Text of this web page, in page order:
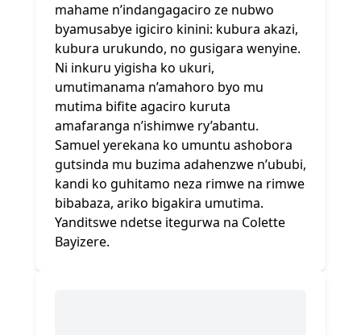
mahame n’indangagaciro ze nubwo
byamusabye igiciro kinini: kubura akazi,
kubura urukundo, no gusigara wenyine.
Ni inkuru yigisha ko ukuri,
umutimanama n’amahoro byo mu
mutima bifite agaciro kuruta
amafaranga n’ishimwe ry’abantu.
Samuel yerekana ko umuntu ashobora
gutsinda mu buzima adahenzwe n’ububi,
kandi ko guhitamo neza rimwe na rimwe
bibabaza, ariko bigakira umutima.
Yanditswe ndetse itegurwa na Colette
Bayizere.